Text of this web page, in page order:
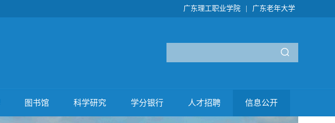
广东理工职业学院 广东老年大学
图书馆 科学研究 学分银行 人才招聘 信息公开